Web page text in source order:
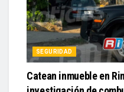
SEGURIDAD
Catean inmueble en